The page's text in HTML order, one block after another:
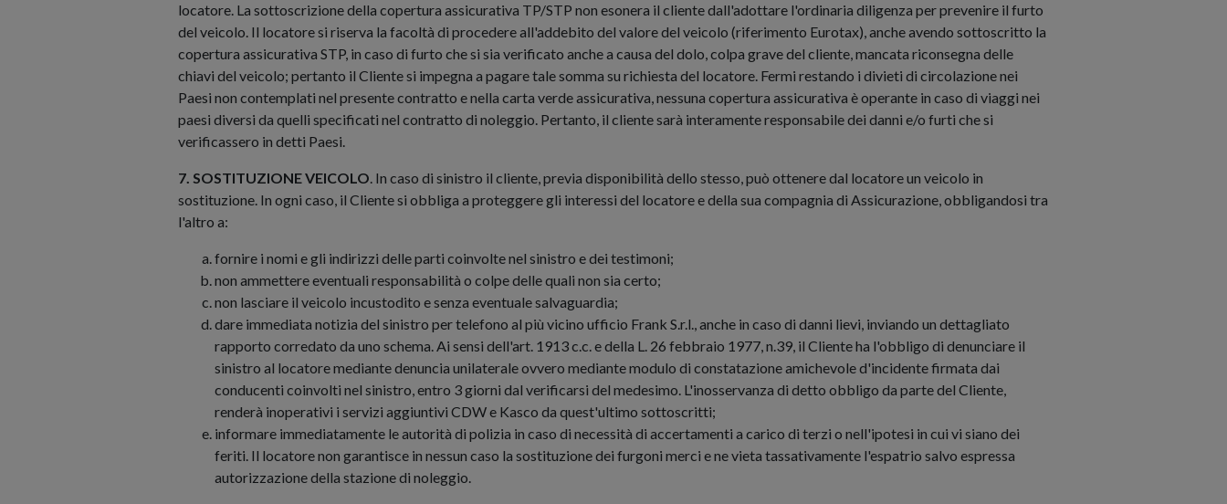
locatore. La sottoscrizione della copertura assicurativa TP/STP non esonera il cliente dall'adottare l'ordinaria diligenza per prevenire il furto
del veicolo. Il locatore si riserva la facoltà di procedere all'addebito del valore del veicolo (riferimento Eurotax), anche avendo sottoscritto la
copertura assicurativa STP, in caso di furto che si sia verificato anche a causa del dolo, colpa grave del cliente, mancata riconsegna delle
chiavi del veicolo; pertanto il Cliente si impegna a pagare tale somma su richiesta del locatore. Fermi restando i divieti di circolazione nei
Paesi non contemplati nel presente contratto e nella carta verde assicurativa, nessuna copertura assicurativa è operante in caso di viaggi nei
paesi diversi da quelli specificati nel contratto di noleggio. Pertanto, il cliente sarà interamente responsabile dei danni e/o furti che si
verificassero in detti Paesi.
7. SOSTITUZIONE VEICOLO. In caso di sinistro il cliente, previa disponibilità dello stesso, può ottenere dal locatore un veicolo in
sostituzione. In ogni caso, il Cliente si obbliga a proteggere gli interessi del locatore e della sua compagnia di Assicurazione, obbligandosi tra
l'altro a:
fornire i nomi e gli indirizzi delle parti coinvolte nel sinistro e dei testimoni;
non ammettere eventuali responsabilità o colpe delle quali non sia certo;
non lasciare il veicolo incustodito e senza eventuale salvaguardia;
dare immediata notizia del sinistro per telefono al più vicino ufficio Frank S.r.l., anche in caso di danni lievi, inviando un dettagliato
rapporto corredato da uno schema. Ai sensi dell'art. 1913 c.c. e della L. 26 febbraio 1977, n.39, il Cliente ha l'obbligo di denunciare il
sinistro al locatore mediante denuncia unilaterale ovvero mediante modulo di constatazione amichevole d'incidente firmata dai
conducenti coinvolti nel sinistro, entro 3 giorni dal verificarsi del medesimo. L'inosservanza di detto obbligo da parte del Cliente,
renderà inoperativi i servizi aggiuntivi CDW e Kasco da quest'ultimo sottoscritti;
informare immediatamente le autorità di polizia in caso di necessità di accertamenti a carico di terzi o nell'ipotesi in cui vi siano dei
feriti. Il locatore non garantisce in nessun caso la sostituzione dei furgoni merci e ne vieta tassativamente l'espatrio salvo espressa
autorizzazione della stazione di noleggio.